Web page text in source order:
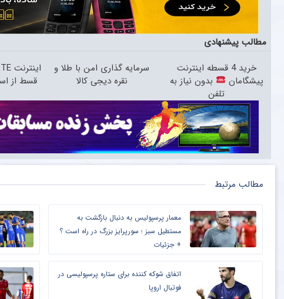
مطالب پیشنهادی
خرید 4 قسطه اینترنت
پیشگامان
بدون نیاز به
تلفن
سرمایه گذاری امن با طلا و
نقره دیجی کالا
قسط از
مطالب مرتبط
معمار پرسپولیس به دنبال بازگشت به
مستطیل سبز ؛ سورپرایز بزرگ در راه است ؟
+ جزئیات
اتفاق شوکه کننده برای ستاره پرسپولیسی در
فوتبال اروپا